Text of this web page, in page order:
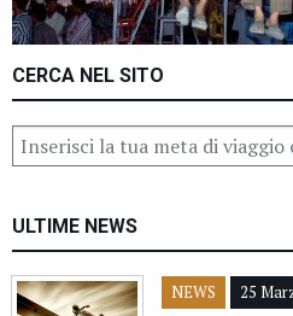
CERCA NEL SITO
ULTIME NEWS
NEWS 25